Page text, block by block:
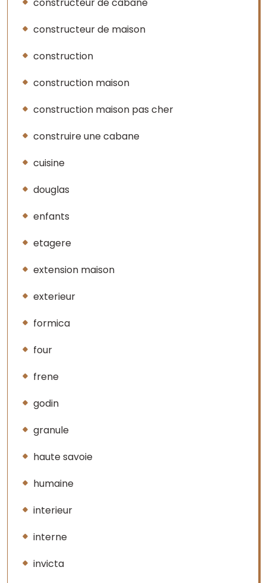
constructeur de cabane
constructeur de maison
construction
construction maison
construction maison pas cher
construire une cabane
cuisine
douglas
enfants
etagere
extension maison
exterieur
formica
four
frene
godin
granule
haute savoie
humaine
interieur
interne
invicta